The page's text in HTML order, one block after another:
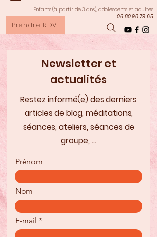
Enfants (à partir de 3 ans), adolescents et adultes
06 80 90 79 65
Prendre RDV
Newsletter et
actualités
Restez informé(e) des derniers
articles de blog, méditations,
séances, ateliers, séances de
groupe, ...
Prénom
Nom
E-mail